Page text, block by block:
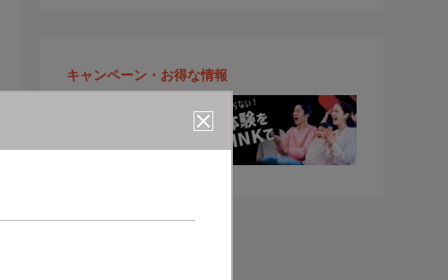
キャンペーン・お得な情報